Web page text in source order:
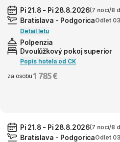
Pi 21.8 - Pi 28.8.2026(7 nocí/8
Bratislava - PodgoricaOdlet
Detail letu
Polpenzia
Dvoulůžkový pokoj superior
Popis hotela od CK
za osobu 1 785 €
Pi 21.8 - Pi 28.8.2026(7 nocí/8
Bratislava - PodgoricaOdlet